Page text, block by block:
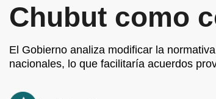
Chubut como
El Gobierno analiza modificar la
nacionales, lo que facilitaría acuerdos